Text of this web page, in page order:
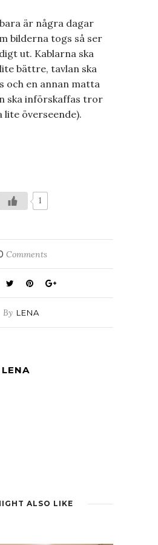
är några dagar
bilderna togs så ser
ut. Kablarna ska
bättre, tavlan ska
och en annan matta
ska införskaffas tror
lite överseende).
1
Comments
By LENA
LENA
ALSO LIKE